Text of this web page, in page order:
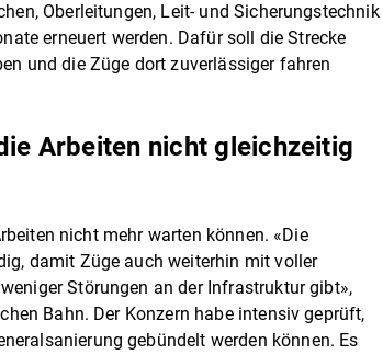
Oberleitungen, Leit- und Sicherungstechnik
erneuert werden. Dafür soll die Strecke
und die Züge dort zuverlässiger fahren
Arbeiten nicht gleichzeitig
nicht mehr warten können. «Die
damit Züge auch weiterhin mit voller
Störungen an der Infrastruktur gibt»,
Bahn. Der Konzern habe intensiv geprüft,
gebündelt werden können. Es